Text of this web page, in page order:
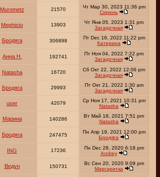
Murometz 21570
Чт Мар 30, 2023 11:36 pm
Сирень
Mephisto 13903
Чт Янв 05, 2023 1:31 pm
Загадочная
Бродяга 306898
Пт Dec 16, 2022 11:22 pm
Катерина
Анна Н. 192741
Пт Ноя 04, 2022 7:22 pm
Загадочная
Natasha 16720
Сб Окт 22, 2022 12:06 pm
Загадочная
Бродяга 29993
Пт Окт 21, 2022 1:30 am
Загадочная
user 42079
Ср Ноя 17, 2021 10:31 pm
Natasha
Марина 140286
Вт Май 18, 2021 7:51 pm
Natasha
Бродяга 247475
Пн Апр 19, 2021 12:00 pm
Бродяга
ING 17236
Пн Dec 28, 2020 6:18 pm
Andrey
Ведун 150731
Вс Сен 20, 2020 9:09 pm
Маргаритка